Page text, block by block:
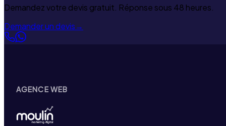
Demandez votre devis gratuit. Réponse sous 48 heures.
Demander un devis→
AGENCE WEB